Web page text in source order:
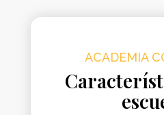
ACADEMIA